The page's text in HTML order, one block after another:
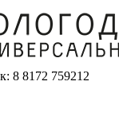
8 8172 759212